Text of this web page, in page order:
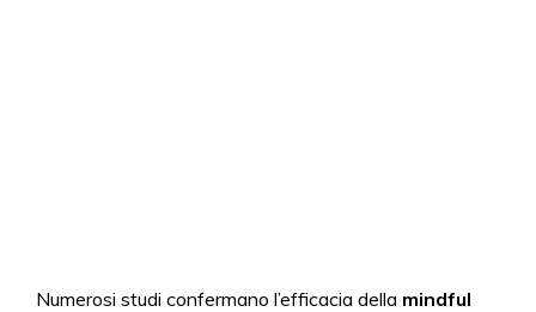
Numerosi studi confermano l’efficacia della mindful